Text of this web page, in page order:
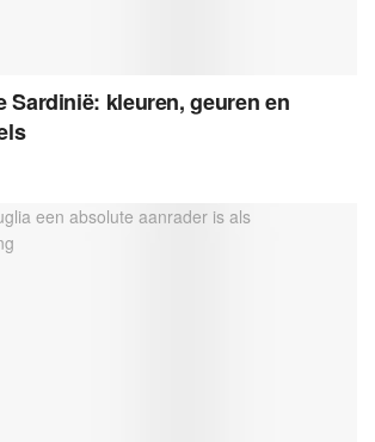
Sardinië: kleuren, geuren en